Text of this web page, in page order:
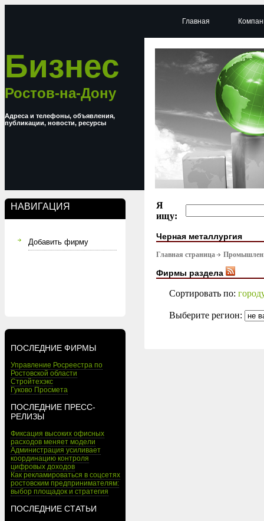
Бизнес
Ростов-на-Дону
Адреса и телефоны, объявления,
публикации, новости, ресурсы
НАВИГАЦИЯ
Добавить фирму
ПОСЛЕДНИЕ ФИРМЫ
Управление Росреестра по
Ростовской области
Стройтехэкс
Гуково Просмета
ПОСЛЕДНИЕ ПРЕСС-
РЕЛИЗЫ
Фиксация высоких офисных
расходов меняет модели
Администрация усиливает
координацию контроля
цифровых доходов
Как рекламироваться в соцсетях
ростовским предпринимателям:
выбор площадок и стратегия
ПОСЛЕДНИЕ СТАТЬИ
Главная
Я
ищу:
Черная металлургия
Главная страница
Фирмы раздела
Сортировать по:
Выберите регион: